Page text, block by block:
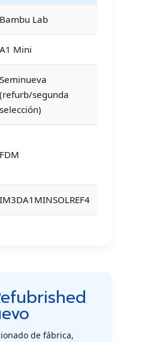
Bambu Lab
A1 Mini
Seminueva
(refurb/segunda
selección)
FDM
IM3DA1MINSOLREF4
de fábrica,